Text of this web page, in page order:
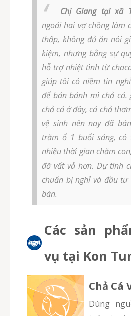
Chị Giang tại xã
ngoái hai vợ chồng làm
thấp, không đủ ăn nói
kiệm, nhưng bằng sự
hỗ trợ nhiệt tình từ
giúp tôi có niềm tin
để bán bánh mì chả cá.
chả cá ở đây, cá chả
vệ sinh nên nay đã
trăm ổ 1 buổi sáng, có
nhiều thời gian chăm
đỡ vất vả hơn. Dự tính
chuẩn bị nghỉ và đầu
bán.
Các sản
vụ tại Kon
Chả Cá
Dùng nguồn cá Mối hoàn